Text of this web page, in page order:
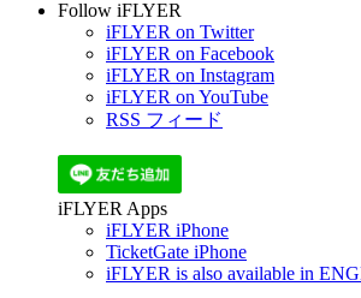
Follow iFLYER
iFLYER on Twitter
iFLYER on Facebook
iFLYER on Instagram
iFLYER on YouTube
RSS フィード
iFLYER Apps
iFLYER iPhone
TicketGate iPhone
iFLYER is also available in